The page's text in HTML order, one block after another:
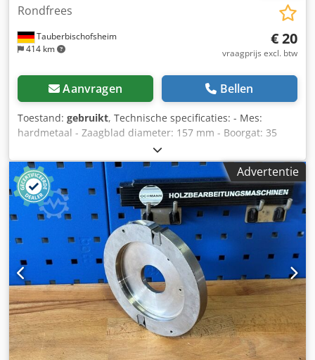
Tauberbischofsheim
414 km
Rondfrees
€ 20
vraagprijs excl. btw
Aanvragen Bellen
Toestand: gebruikt, Technische specificaties: - Mes:
hardmetaal - Zaagblad diameter: 157 mm - Boorgat: 35
mm Dcedpfxjzryh As Aquok - Lengte: 30 mm - Materiaal:
staal
Advertentie